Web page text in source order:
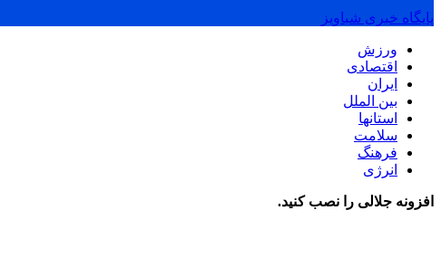
پایگاه خبری شباویز
ورزش
اقتصادی
ایران
بین الملل
استانها
سلامت
فرهنگ
انرژی
افزونه جلالی را نصب کنید.